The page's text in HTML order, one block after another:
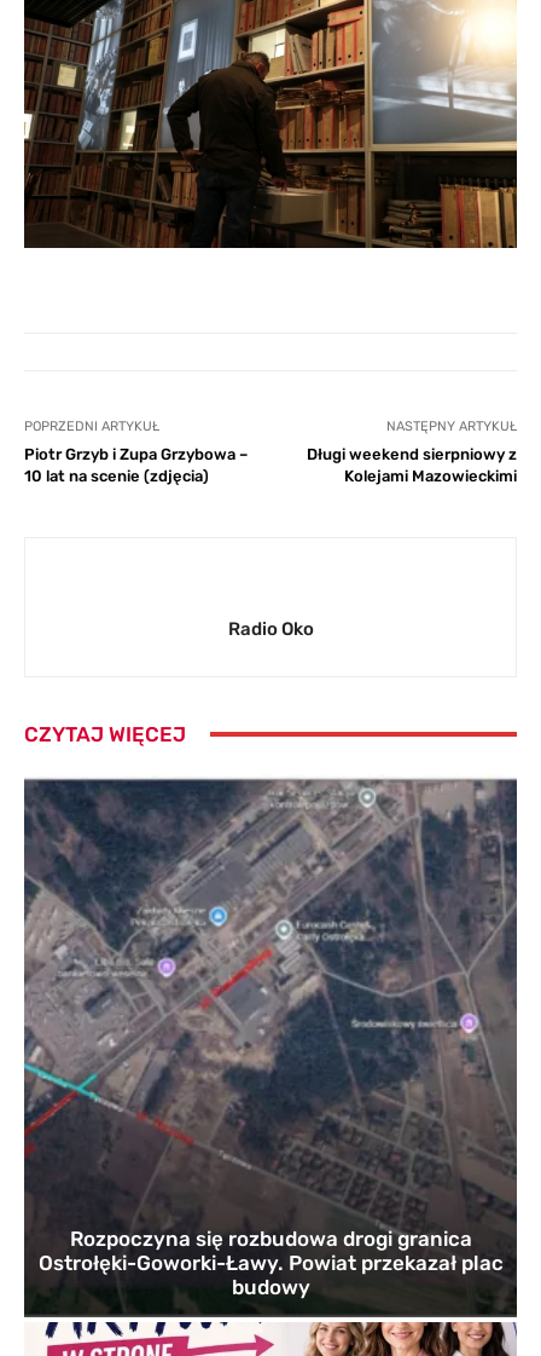
POPRZEDNI ARTYKUŁ
Piotr Grzyb i Zupa Grzybowa –
10 lat na scenie (zdjęcia)
NASTĘPNY ARTYKUŁ
Długi weekend sierpniowy z
Kolejami Mazowieckimi
Radio Oko
CZYTAJ WIĘCEJ
Rozpoczyna się rozbudowa drogi granica
Ostrołęki-Goworki-Ławy. Powiat przekazał plac
budowy